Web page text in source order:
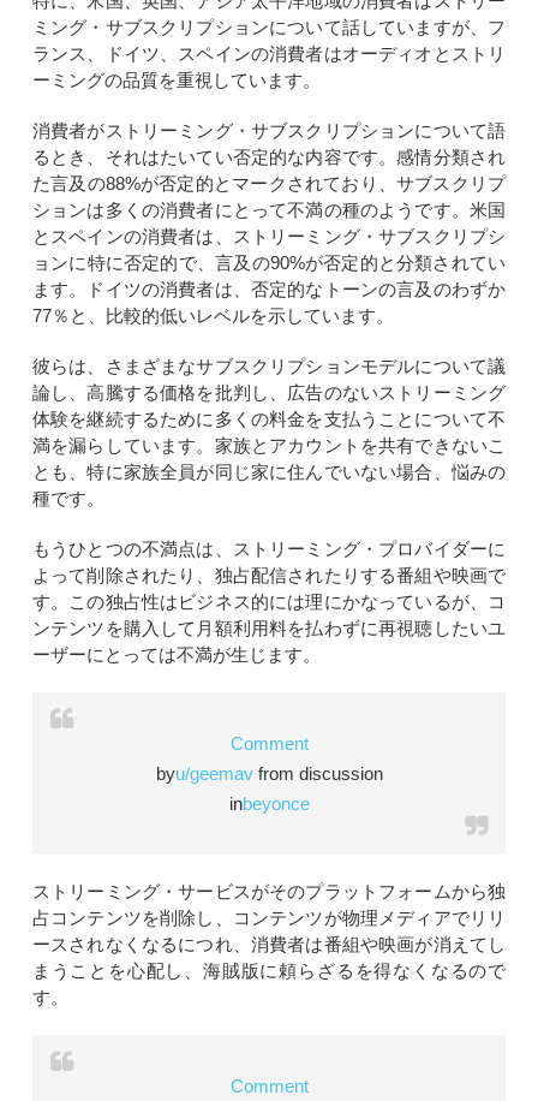
ミング・サブスクリプションについて話していますが、フ
ランス、ドイツ、スペインの消費者はオーディオとストリ
ーミングの品質を重視しています。
消費者がストリーミング・サブスクリプションについて語
るとき、それはたいてい否定的な内容です。感情分類され
た言及の88%が否定的とマークされており、サブスクリプ
ションは多くの消費者にとって不満の種のようです。米国
とスペインの消費者は、ストリーミング・サブスクリプシ
ョンに特に否定的で、言及の90%が否定的と分類されてい
ます。ドイツの消費者は、否定的なトーンの言及のわずか
77％と、比較的低いレベルを示しています。
彼らは、さまざまなサブスクリプションモデルについて議
論し、高騰する価格を批判し、広告のないストリーミング
体験を継続するために多くの料金を支払うことについて不
満を漏らしています。家族とアカウントを共有できないこ
とも、特に家族全員が同じ家に住んでいない場合、悩みの
種です。
もうひとつの不満点は、ストリーミング・プロバイダーに
よって削除されたり、独占配信されたりする番組や映画で
す。この独占性はビジネス的には理にかなっているが、コ
ンテンツを購入して月額利用料を払わずに再視聴したいユ
ーザーにとっては不満が生じます。
Comment
byu/geemavfrom discussion
inbeyonce
ストリーミング・サービスがそのプラットフォームから独
占コンテンツを削除し、コンテンツが物理メディアでリリ
ースされなくなるにつれ、消費者は番組や映画が消えてし
まうことを心配し、海賊版に頼らざるを得なくなるので
す。
Comment